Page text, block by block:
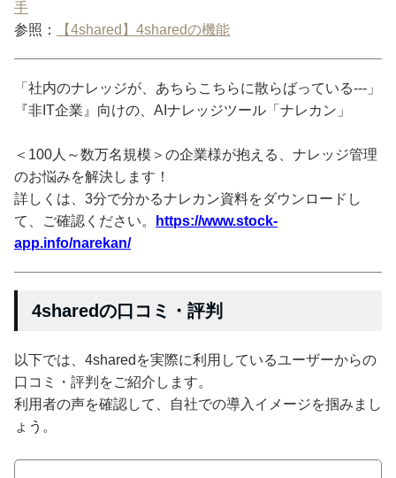
手
参照：
【4shared】4sharedの機能
「社内のナレッジが、あちらこちらに散らばっている---」
『非IT企業』向けの、AIナレッジツール「ナレカン」
＜100人～数万名規模＞の企業様が抱える、ナレッジ管理
のお悩みを解決します！
詳しくは、3分で分かるナレカン資料をダウンロードし
て、ご確認ください。
https://www.stock-
app.info/narekan/
4sharedの口コミ・評判
以下では、4sharedを実際に利用しているユーザーからの
口コミ・評判をご紹介します。
利用者の声を確認して、自社での導入イメージを掴みまし
ょう。